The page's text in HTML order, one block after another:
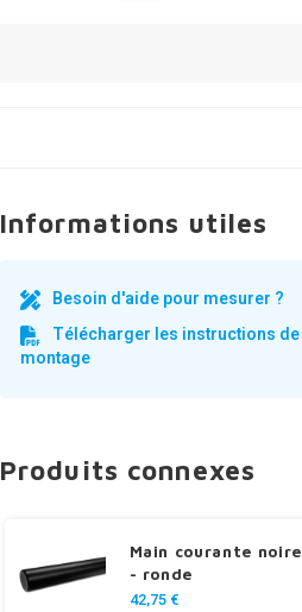
Informations utiles
Besoin d'aide pour mesurer ?
Télécharger les instructions de
montage
Produits connexes
Main courante noire
- ronde
42,75 €